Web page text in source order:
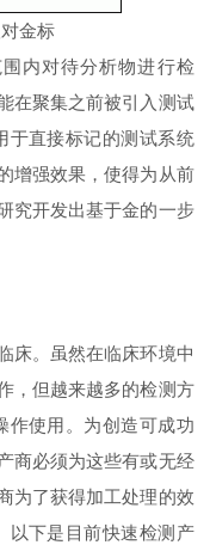
金标
内对待分析物进行检
在聚集之前被引入测试
于直接标记的测试系统
增强效果，使得为从前
究开发出基于金的一步
床。虽然在临床环境中
，但越来越多的检测方
作使用。为创造可成功
商必须为这些有或无经
为了获得加工处理的效
以下是目前快速检测产